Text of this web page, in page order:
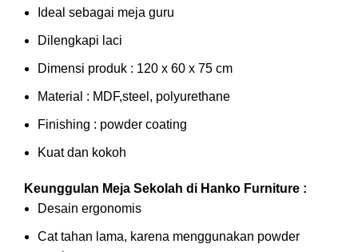
Ideal sebagai meja guru
Dilengkapi laci
Dimensi produk : 120 x 60 x 75 cm
Material : MDF,steel, polyurethane
Finishing : powder coating
Kuat dan kokoh
Keunggulan Meja Sekolah di Hanko Furniture :
Desain ergonomis
Cat tahan lama, karena menggunakan powder